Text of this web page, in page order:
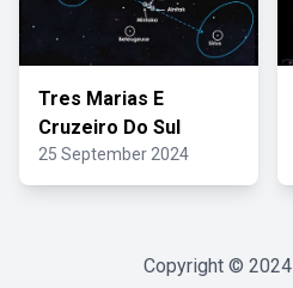
Tres Marias E
Cruzeiro Do Sul
25 September 2024
Copyright © 2024